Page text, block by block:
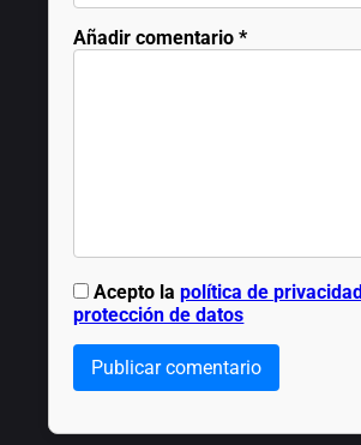
Añadir comentario *
Acepto lapolítica de privacidad
protección de datos
Publicar comentario